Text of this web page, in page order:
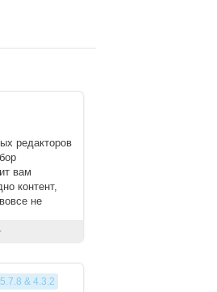
редакторов
вам
контент,
не
5.7.8 & 4.3.2